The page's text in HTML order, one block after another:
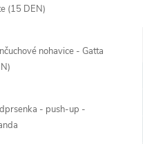
(15 DEN)
nohavice - Gatta
- push-up -